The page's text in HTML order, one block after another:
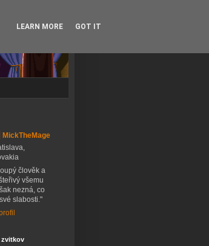
MickTheMage
člověk a
všemu
nezná, co
slabosti."
zvitkov
LEARN MORE GOT IT